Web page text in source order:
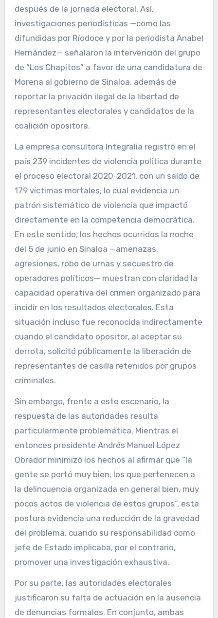
después de la jornada electoral. Así,
investigaciones periodísticas —como las
difundidas por Ríodoce y por la periodista Anabel
Hernández— señalaron la intervención del grupo
de “Los Chapitos” a favor de una candidatura de
Morena al gobierno de Sinaloa, además de
reportar la privación ilegal de la libertad de
representantes electorales y candidatos de la
coalición opositora.
La empresa consultora Integralia registró en el
país 239 incidentes de violencia política durante
el proceso electoral 2020-2021, con un saldo de
179 víctimas mortales, lo cual evidencia un
patrón sistemático de violencia que impactó
directamente en la competencia democrática.
En este sentido, los hechos ocurridos la noche
del 5 de junio en Sinaloa —amenazas,
agresiones, robo de urnas y secuestro de
operadores políticos— muestran con claridad la
capacidad operativa del crimen organizado para
incidir en los resultados electorales. Esta
situación incluso fue reconocida indirectamente
cuando el candidato opositor, al aceptar su
derrota, solicitó públicamente la liberación de
representantes de casilla retenidos por grupos
criminales.
Sin embargo, frente a este escenario, la
respuesta de las autoridades resulta
particularmente problemática. Mientras el
entonces presidente Andrés Manuel López
Obrador minimizó los hechos al afirmar que “la
gente se portó muy bien, los que pertenecen a
la delincuencia organizada en general bien, muy
pocos actos de violencia de estos grupos”, esta
postura evidencia una reducción de la gravedad
del problema, cuando su responsabilidad como
jefe de Estado implicaba, por el contrario,
promover una investigación exhaustiva.
Por su parte, las autoridades electorales
justificaron su falta de actuación en la ausencia
de denuncias formales. En conjunto, ambas